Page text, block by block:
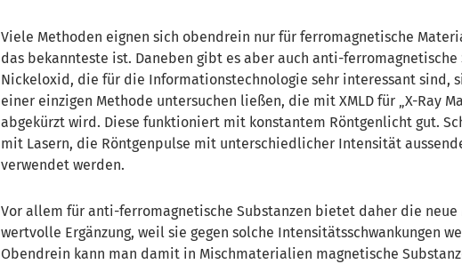
Viele Methoden eignen sich obendrein nur für ferromagnetische
das bekannteste ist. Daneben gibt es aber auch anti-ferromagnetische
Nickeloxid, die für die Informationstechnologie sehr interessant sind,
einer einzigen Methode untersuchen ließen, die mit XMLD für „X-Ray
abgekürzt wird. Diese funktioniert mit konstantem Röntgenlicht gut.
mit Lasern, die Röntgenpulse mit unterschiedlicher Intensität
verwendet werden.
Vor allem für anti-ferromagnetische Substanzen bietet daher die neue
wertvolle Ergänzung, weil sie gegen solche Intensitätsschwankungen
Obendrein kann man damit in Mischmaterialien magnetische